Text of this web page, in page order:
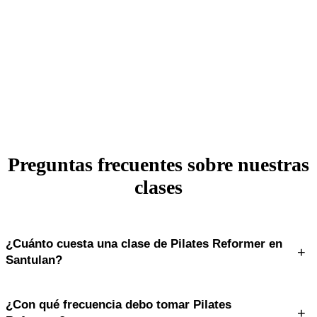
Preguntas frecuentes sobre nuestras
clases
¿Cuánto cuesta una clase de Pilates Reformer en
Santulan?
+
ilimitados mensuales. Consulta los planes actualizados en
¿Con qué frecuencia debo tomar Pilates
+